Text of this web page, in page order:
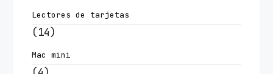
Lectores de tarjetas
(14)
Mac mini